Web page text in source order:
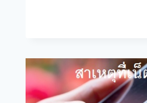
ให้
เครื่องยนต์
ไม่
ดับ